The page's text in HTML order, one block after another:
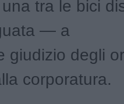
tra le bici
— a
giudizio degli
corporatura.